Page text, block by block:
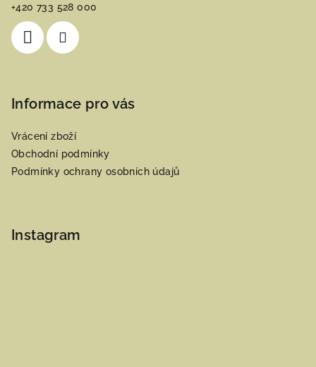
+420 733 528 000
Informace pro vás
Vrácení zboží
Obchodní podmínky
Podmínky ochrany osobních údajů
Instagram